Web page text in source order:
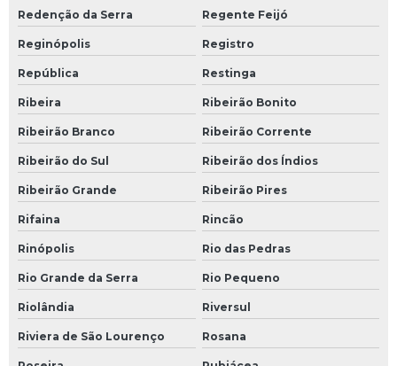
Redenção da Serra Regente Feijó
Reginópolis Registro
República Restinga
Ribeira Ribeirão Bonito
Ribeirão Branco Ribeirão Corrente
Ribeirão do Sul Ribeirão dos Índios
Ribeirão Grande Ribeirão Pires
Rifaina Rincão
Rinópolis Rio das Pedras
Rio Grande da Serra Rio Pequeno
Riolândia Riversul
Riviera de São Lourenço Rosana